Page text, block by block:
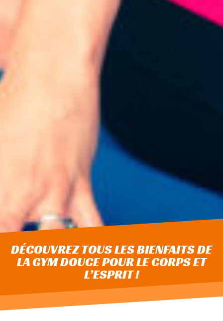
DÉCOUVREZ TOUS LES BIENFAITS DE
LA GYM DOUCE POUR LE CORPS ET
L’ESPRIT !